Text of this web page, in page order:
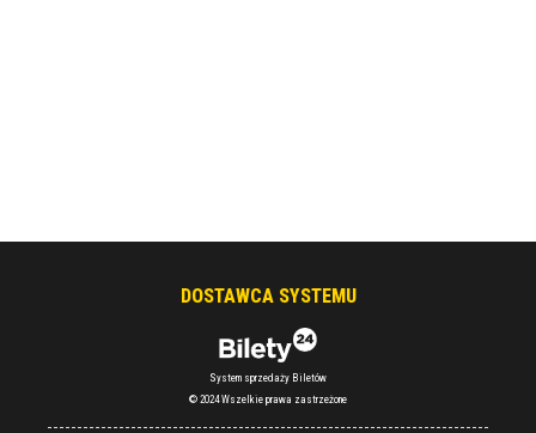
DOSTAWCA SYSTEMU
System sprzedaży Biletów
© 2024 Wszelkie prawa zastrzeżone